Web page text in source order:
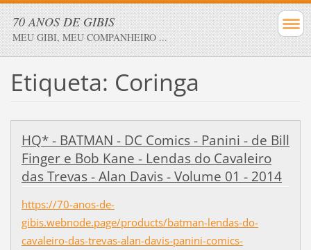
70 ANOS DE GIBIS
MEU GIBI, MEU COMPANHEIRO ...
Etiqueta: Coringa
HQ* - BATMAN - DC Comics - Panini - de Bill
Finger e Bob Kane - Lendas do Cavaleiro
das Trevas - Alan Davis - Volume 01 - 2014
https://70-anos-de-
gibis.webnode.page/products/batman-lendas-do-
cavaleiro-das-trevas-alan-davis-panini-comics-